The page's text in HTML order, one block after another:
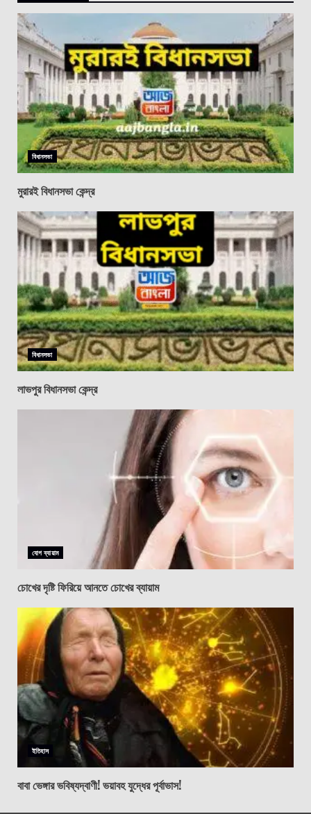
বিধানসভা
মুরারই বিধানসভা কেন্দ্র
বিধানসভা
লাভপুর বিধানসভা কেন্দ্র
যোগ ব্যায়াম
চোখের দৃষ্টি ফিরিয়ে আনতে চোখের ব্যায়াম
ইতিহাস
বাবা ভেঙ্গার ভবিষ্যদ্বাণী! ভয়াবহ যুদ্ধের পূর্বাভাস!